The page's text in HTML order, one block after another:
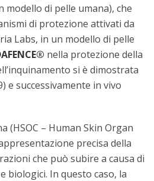
di pelle umana), che
di protezione attivati da
Labs, in un modello di pelle
nella protezione della
si è dimostrata
e successivamente in vivo
(HSOC – Human Skin Organ
precisa della
che può subire a causa di
biologici. In questo caso, la